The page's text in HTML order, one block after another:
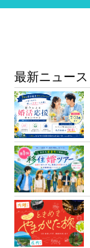
最新ニュース